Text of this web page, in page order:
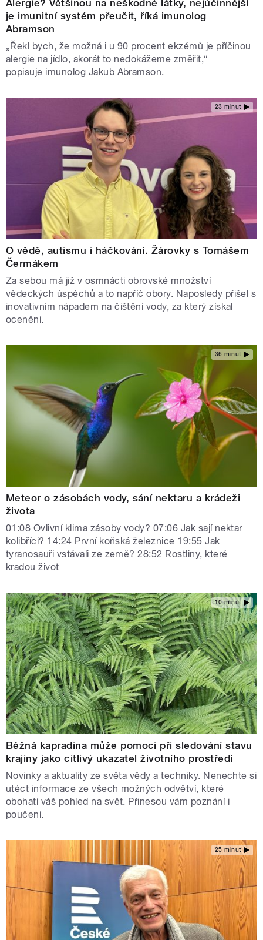
Alergie? Většinou na neškodné látky, nejúčinnější
je imunitní systém přeučit, říká imunolog
Abramson
„Řekl bych, že možná i u 90 procent ekzémů je příčinou
alergie na jídlo, akorát to nedokážeme změřit,“
popisuje imunolog Jakub Abramson.
23 minut
O vědě, autismu i háčkování. Žárovky s Tomášem
Čermákem
Za sebou má již v osmnácti obrovské množství
vědeckých úspěchů a to napříč obory. Naposledy přišel s
inovativním nápadem na čištění vody, za který získal
ocenění.
36 minut
Meteor o zásobách vody, sání nektaru a krádeži
života
01:08 Ovlivní klima zásoby vody? 07:06 Jak sají nektar
kolibříci? 14:24 První koňská železnice 19:55 Jak
tyranosauři vstávali ze země? 28:52 Rostliny, které
kradou život
10 minut
Běžná kapradina může pomoci při sledování stavu
krajiny jako citlivý ukazatel životního prostředí
Novinky a aktuality ze světa vědy a techniky. Nenechte si
utéct informace ze všech možných odvětví, které
obohatí váš pohled na svět. Přinesou vám poznání i
poučení.
25 minut